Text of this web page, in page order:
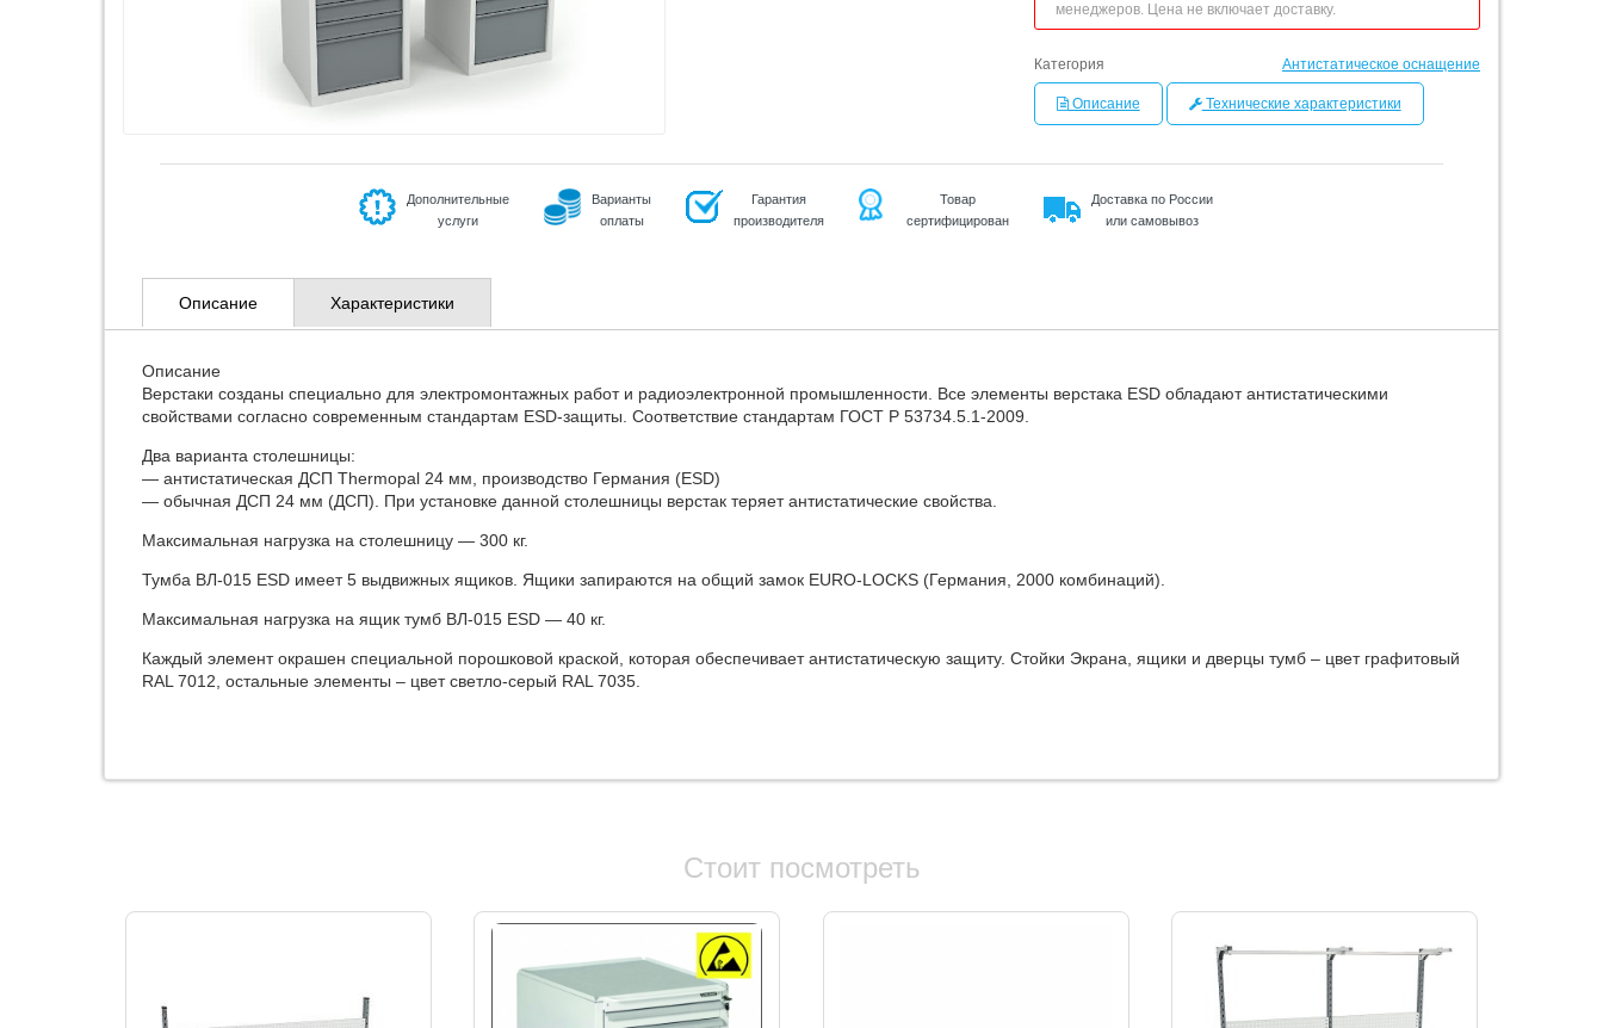
менеджеров. Цена не включает доставку.
Категория Антистатическое оснащение
Описание Технические характеристики
Дополнительные
услуги
Варианты
оплаты
Гарантия
производителя
Товар
сертифицирован
Доставка по России
или самовывоз
Описание Характеристики
Описание
Верстаки созданы специально для электромонтажных работ и радиоэлектронной промышленности. Все элементы верстака ESD обладают антистатическими
свойствами согласно современным стандартам ESD-защиты. Соответствие стандартам ГОСТ Р 53734.5.1-2009.
Два варианта столешницы:
— антиcтатическая ДСП Thermopal 24 мм, производство Германия (ESD)
— обычная ДСП 24 мм (ДСП). При установке данной столешницы верстак теряет антистатические свойства.
Максимальная нагрузка на столешницу — 300 кг.
Тумба ВЛ-015 ESD имеет 5 выдвижных ящиков. Ящики запираются на общий замок EURO-LOCKS (Германия, 2000 комбинаций).
Максимальная нагрузка на ящик тумб ВЛ-015 ESD — 40 кг.
Каждый элемент окрашен специальной порошковой краской, которая обеспечивает антистатическую защиту. Стойки Экрана, ящики и дверцы тумб – цвет графитовый
RAL 7012, остальные элементы – цвет светло-серый RAL 7035.
Стоит посмотреть